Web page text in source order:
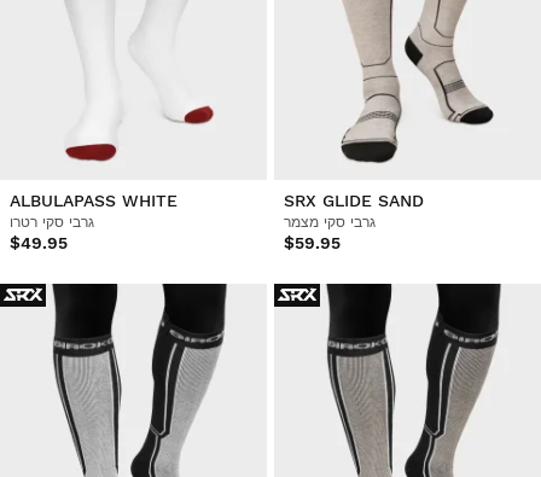
ALBULAPASS WHITE
גרבי סקי רטרו
$49.95
SRX GLIDE SAND
גרבי סקי מצמר
$59.95